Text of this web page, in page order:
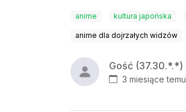
anime kultura japońska
anime dla dojrzałych widzów
Gość (37.30.*.*)
3 miesiące temu